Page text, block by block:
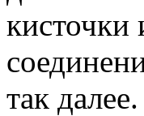
кисточки
так далее.